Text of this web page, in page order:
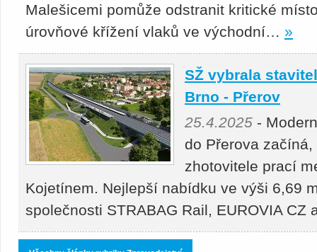
Malešicemi pomůže odstranit kritické
úrovňové křížení vlaků ve východní… »
SŽ vybrala
Brno - Přerov
25.4.2025 -
do Přerova
zhotovitele prací
Kojetínem. Nejlepší nabídku ve výši 6,69
společnosti STRABAG Rail, EUROVIA